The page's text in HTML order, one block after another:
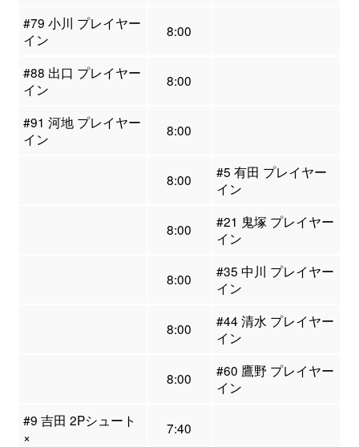
#79 小川 プレイヤー
イン
8:00
#88 出口 プレイヤー
イン
8:00
#91 河地 プレイヤー
イン
8:00
8:00
#5 有田 プレイヤー
イン
8:00
#21 鬼塚 プレイヤー
イン
8:00
#35 中川 プレイヤー
イン
8:00
#44 清水 プレイヤー
イン
8:00
#60 鷹野 プレイヤー
イン
#9 吉田 2Pシュート
×
7:40